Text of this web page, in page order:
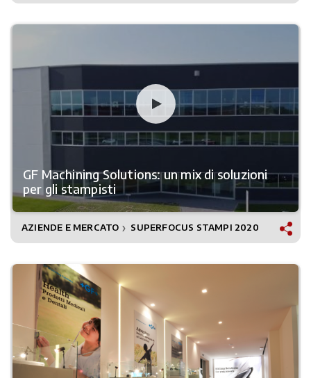
GF Machining Solutions: un mix di soluzioni
per gli stampisti
AZIENDE E MERCATO ❯ SUPERFOCUS STAMPI 2020